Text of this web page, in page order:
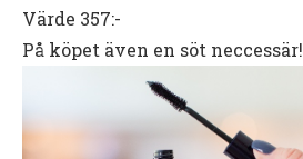
Värde 357:-
På köpet även en söt neccessär!